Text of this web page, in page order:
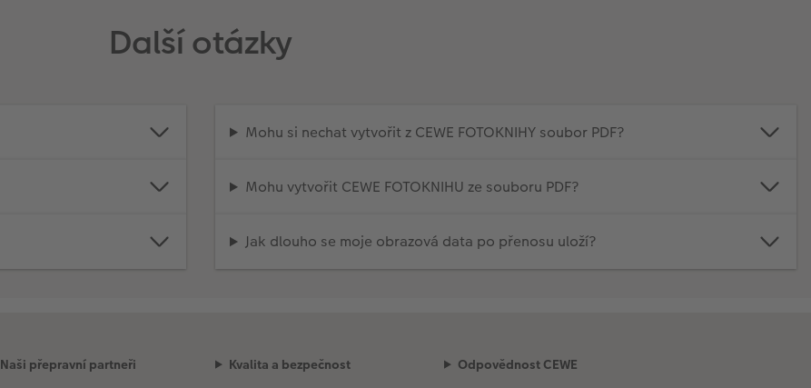
Další otázky
Mohu si nechat vytvořit z CEWE FOTOKNIHY soubor PDF?
Mohu vytvořit CEWE FOTOKNIHU ze souboru PDF?
Jak dlouho se moje obrazová data po přenosu uloží?
Naši přepravní partneři Kvalita a bezpečnost Odpovědnost CEWE